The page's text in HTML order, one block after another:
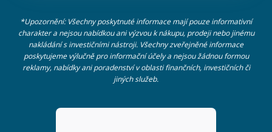
*Upozornění: Všechny poskytnuté informace mají pouze informativní
charakter a nejsou nabídkou ani výzvou k nákupu, prodeji nebo jinému
nakládání s investičními nástroji. Všechny zveřejněné informace
poskytujeme výlučně pro informační účely a nejsou žádnou formou
reklamy, nabídky ani poradenství v oblasti finančních, investičních či
jiných služeb.